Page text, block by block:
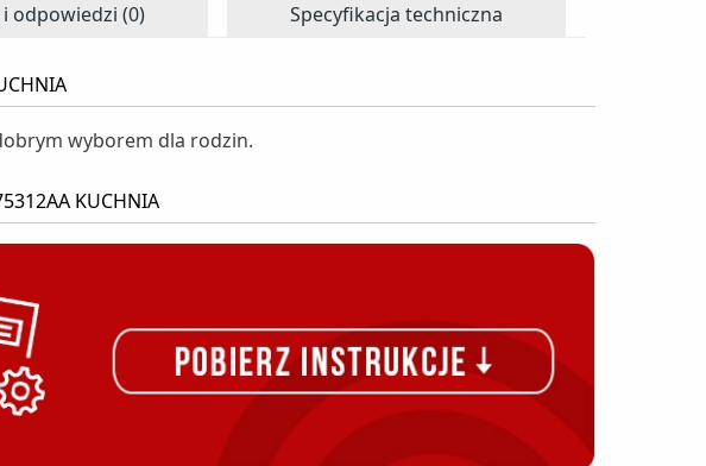
odpowiedzi (0) Specyfikacja techniczna
wyborem dla rodzin.
KUCHNIA